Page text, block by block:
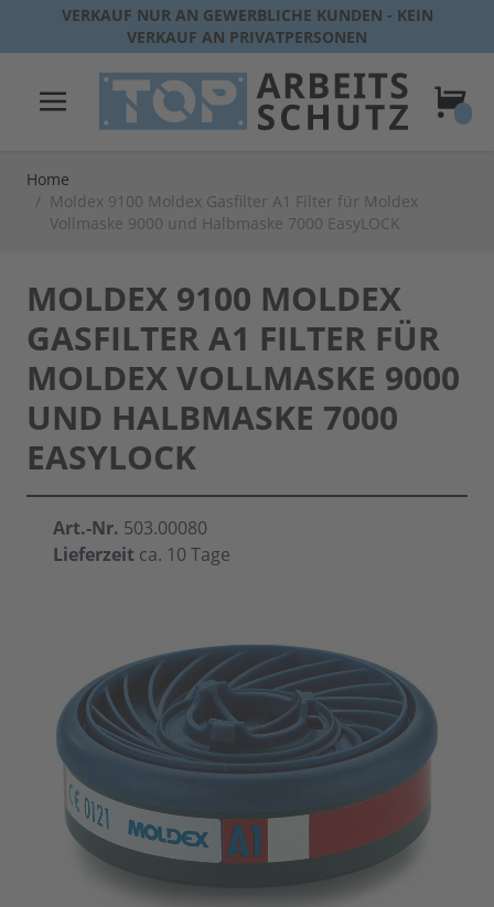
Direkt zum Inhalt
VERKAUF NUR AN GEWERBLICHE KUNDEN - KEIN
VERKAUF AN PRIVATPERSONEN
Home
/ Moldex 9100 Moldex Gasfilter A1 Filter für Moldex
Vollmaske 9000 und Halbmaske 7000 EasyLOCK
MOLDEX 9100 MOLDEX
GASFILTER A1 FILTER FÜR
MOLDEX VOLLMASKE 9000
UND HALBMASKE 7000
EASYLOCK
Art.-Nr. 503.00080
Lieferzeit ca. 10 Tage